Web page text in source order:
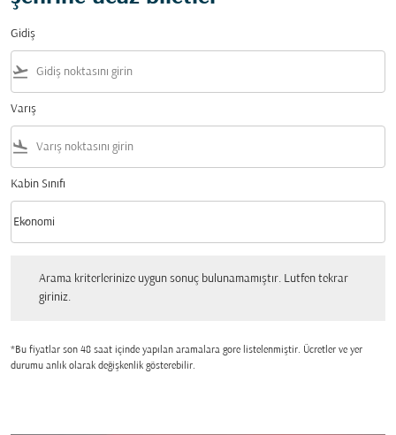
Gidiş
flight_takeoff
Varış
flight_land
Kabin Sınıfı
Kabin Sınıfı option Ekonomi Selected
Ekonomi
keyboard_arrow_down
Arama kriterlerinize uygun sonuç bulunamamıştır. Lutfen tekrar
giriniz.
*Bu fiyatlar son 48 saat içinde yapılan aramalara gore listelenmiştir. Ücretler ve yer
durumu anlık olarak değişkenlik gösterebilir.